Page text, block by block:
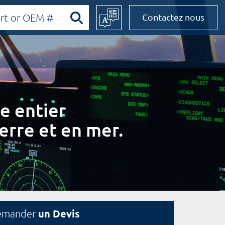
Contactez nous
entier
et en mer.
un Devis